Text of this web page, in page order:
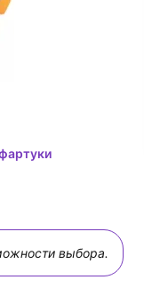
выбора.